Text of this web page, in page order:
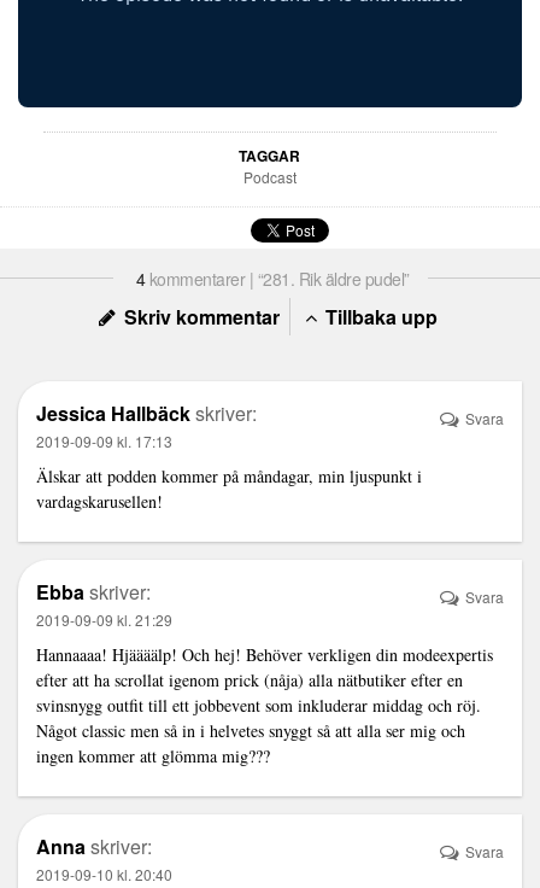
TAGGAR
Podcast
4kommentarer | “281. Rik äldre pudel”
Skriv kommentar Tillbaka upp
Jessica Hallbäckskriver:
2019-09-09 kl. 17:13
Älskar att podden kommer på måndagar, min ljuspunkt i
vardagskarusellen!
Svara
Ebbaskriver:
2019-09-09 kl. 21:29
Hannaaaa! Hjäääälp! Och hej! Behöver verkligen din modeexpertis
efter att ha scrollat igenom prick (nåja) alla nätbutiker efter en
svinsnygg outfit till ett jobbevent som inkluderar middag och röj.
Något classic men så in i helvetes snyggt så att alla ser mig och
ingen kommer att glömma mig???
Svara
Annaskriver:
2019-09-10 kl. 20:40
Svara